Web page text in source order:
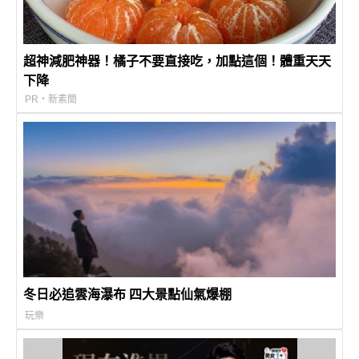
超神減肥神器！橘子不要直接吃，加點這個！體重天天
下降
PR・新素簡
冬日必追雲海瀑布 四大景點仙氣爆棚
玩樂